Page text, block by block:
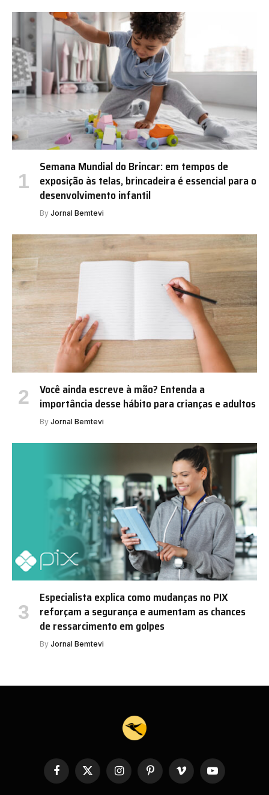
Semana Mundial do Brincar: em tempos de
exposição às telas, brincadeira é essencial para o
desenvolvimento infantil
By Jornal Bemtevi
Você ainda escreve à mão? Entenda a
importância desse hábito para crianças e adultos
By Jornal Bemtevi
Especialista explica como mudanças no PIX
reforçam a segurança e aumentam as chances
de ressarcimento em golpes
By Jornal Bemtevi
Facebook
X
InstagramPinterestVimeo YouTube